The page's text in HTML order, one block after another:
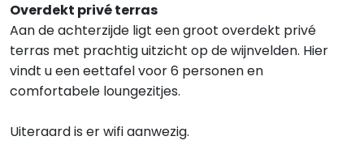
Overdekt privé terras
Aan de achterzijde ligt een groot overdekt privé
terras met prachtig uitzicht op de wijnvelden. Hier
vindt u een eettafel voor 6 personen en
comfortabele loungezitjes.
Uiteraard is er wifi aanwezig.